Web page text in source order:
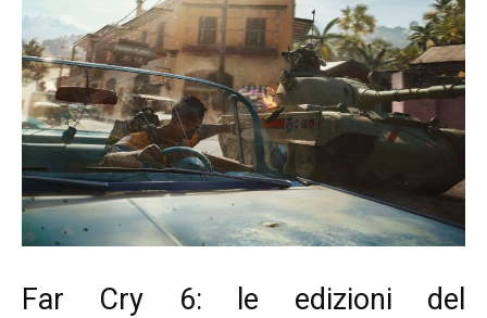
Far Cry 6: le edizioni del